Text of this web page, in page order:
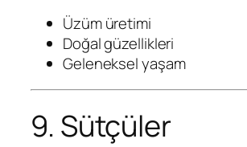
Üzüm üretimi
Doğal güzellikleri
Geleneksel yaşam
9. Sütçüler